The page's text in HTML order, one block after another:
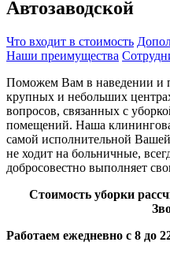
Автозаводской
Что входит в стоимость
Наши преимущества
Поможем Вам в наведении и
крупных и небольших
вопросов, связанных с
помещений. Наша
самой исполнительной
не ходит на больничные,
добросовестно выполняет
Стоимость уборки
Работаем ежедневно с 8 до